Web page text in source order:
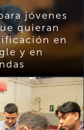
jóvenes
quieran
en
y en